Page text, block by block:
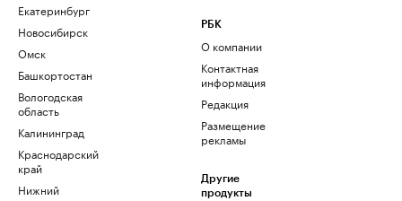
Екатеринбург
Новосибирск
Омск
Башкортостан
Вологодская
область
Калининград
Краснодарский
край
Нижний
РБК
О компании
Контактная
информация
Редакция
Размещение
рекламы
Другие
продукты